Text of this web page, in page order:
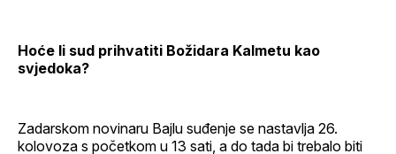
Hoće li sud prihvatiti Božidara Kalmetu kao
svjedoka?
Zadarskom novinaru Bajlu suđenje se nastavlja 26.
kolovoza s početkom u 13 sati, a do tada bi trebalo biti